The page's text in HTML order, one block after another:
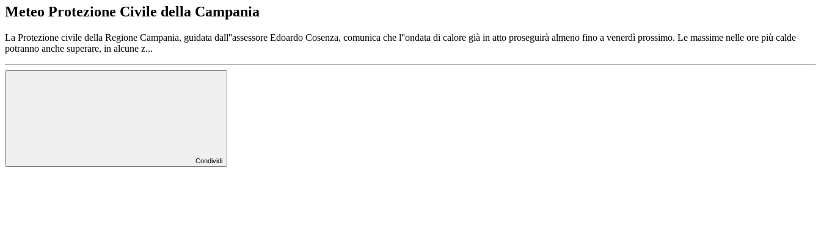
Meteo Protezione Civile della Campania
La Protezione civile della Regione Campania, guidata dall''assessore Edoardo Cosenza, comunica che l''ondata di calore già in atto proseguirà almeno fino a venerdì prossimo. Le massime nelle ore più calde
potranno anche superare, in alcune z...
Condividi